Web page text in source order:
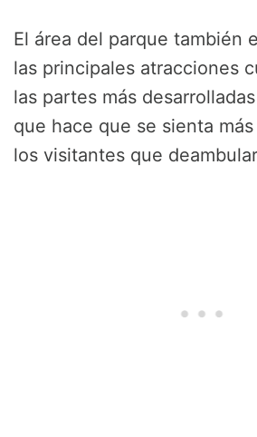
El área del parque también
las principales atracciones
las partes más
que hace que se sienta
los visitantes que